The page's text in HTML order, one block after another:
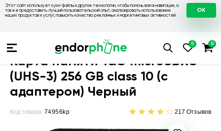
Этот сайт использует куки-файлы и другие технологии, чтобы помочь вам в навигации, а
также предоставить лучший пользовательский опыт, анализировать использование
наших продуктов и услуг, повысить качество рекламных и маркетинговых активностей.
OK
💛 Карта памяти T&G microSDXC (UHS-3) 256 GB
Карта памяти T&G microSDXC
(UHS-3) 256 GB class 10 (с
адаптером) Черный
Код товара: 74956kp 217 Отзывов